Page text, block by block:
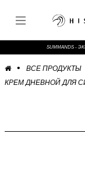
SUMMANDS -
ВСЕ ПРОДУКТЫ
КРЕМ ДНЕВНОЙ ДЛЯ